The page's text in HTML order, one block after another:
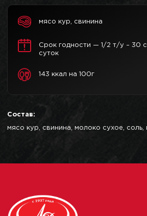
мясо кур, свинина
Срок годности — 1/2 т/у – 30
суток
143 ккал на 100г
Состав:
мясо кур, свинина, молоко сухое, соль,